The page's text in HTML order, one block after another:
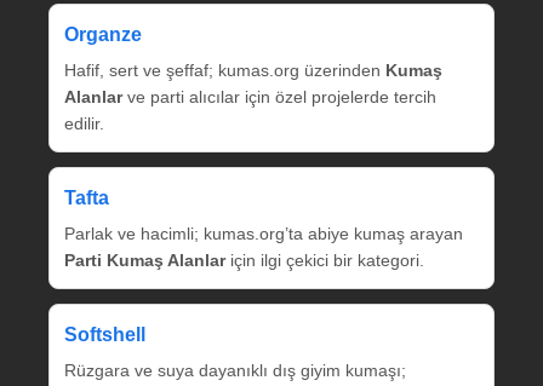
Organze
Hafif, sert ve şeffaf; kumas.org üzerinden Kumaş
Alanlarve parti alıcılar için özel projelerde tercih
edilir.
Tafta
Parlak ve hacimli; kumas.org’ta abiye kumaş arayan
Parti Kumaş Alanlariçin ilgi çekici bir kategori.
Softshell
Rüzgara ve suya dayanıklı dış giyim kumaşı;